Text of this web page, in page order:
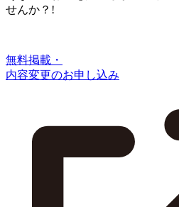
せんか？!
無料掲載・
内容変更のお申し込み